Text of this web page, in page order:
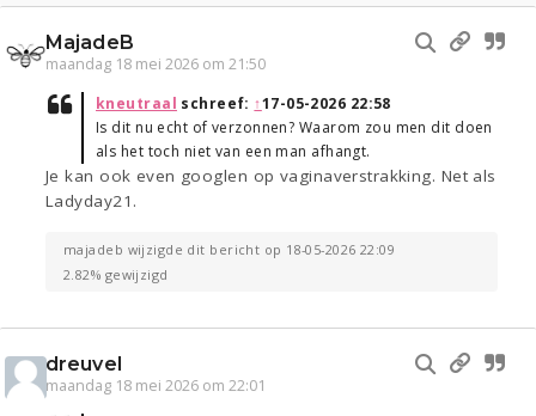
MajadeB
maandag 18 mei 2026 om 21:50
kneutraal schreef: ↑17-05-2026 22:58
Is dit nu echt of verzonnen? Waarom zou men dit doen
als het toch niet van een man afhangt.
Je kan ook even googlen op vaginaverstrakking. Net als
Ladyday21.
majadeb wijzigde dit bericht op 18-05-2026 22:09
2.82% gewijzigd
dreuvel
maandag 18 mei 2026 om 22:01